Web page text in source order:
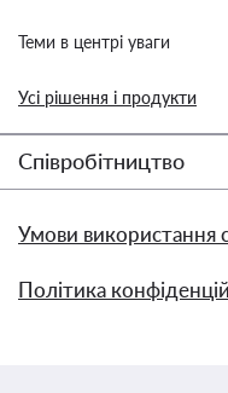
Теми в центрі уваги
Усі рішення і продукти
Співробітництво
Умови використання
Політика